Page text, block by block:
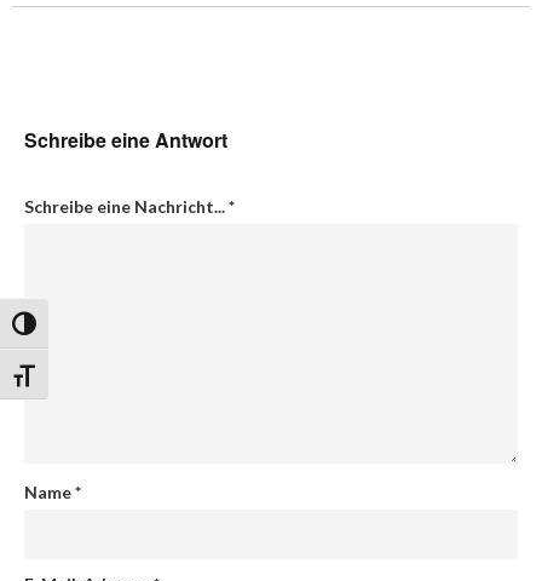
Umschalten auf hohe Kontraste
Schrift vergrößern
Schreibe eine Antwort
Schreibe eine Nachricht...*
Name*